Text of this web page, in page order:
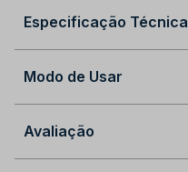
Especificação Técnica
Modo de Usar
Avaliação